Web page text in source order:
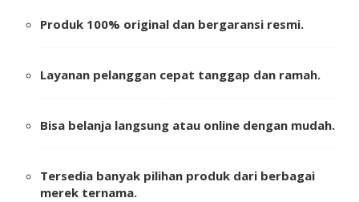
Produk 100% original dan bergaransi resmi.
Layanan pelanggan cepat tanggap dan ramah.
Bisa belanja langsung atau online dengan mudah.
Tersedia banyak pilihan produk dari berbagai
merek ternama.